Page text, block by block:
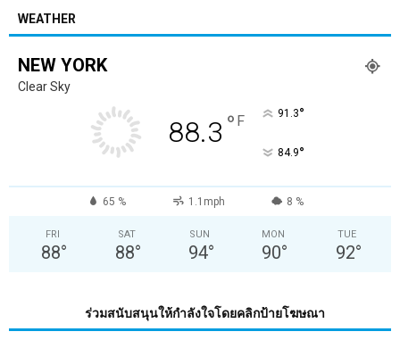
WEATHER
NEW YORK
Clear Sky
88.3 ° F 91.3°
84.9°
65 % 1.1mph 8 %
FRI
88°
SAT
88°
SUN
94°
MON
90°
TUE
92°
ร่วมสนับสนุนให้กำลังใจโดยคลิกป้ายโฆษณา